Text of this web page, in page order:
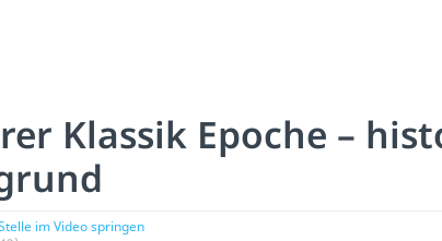
Klassik Epoche –
im Video springen